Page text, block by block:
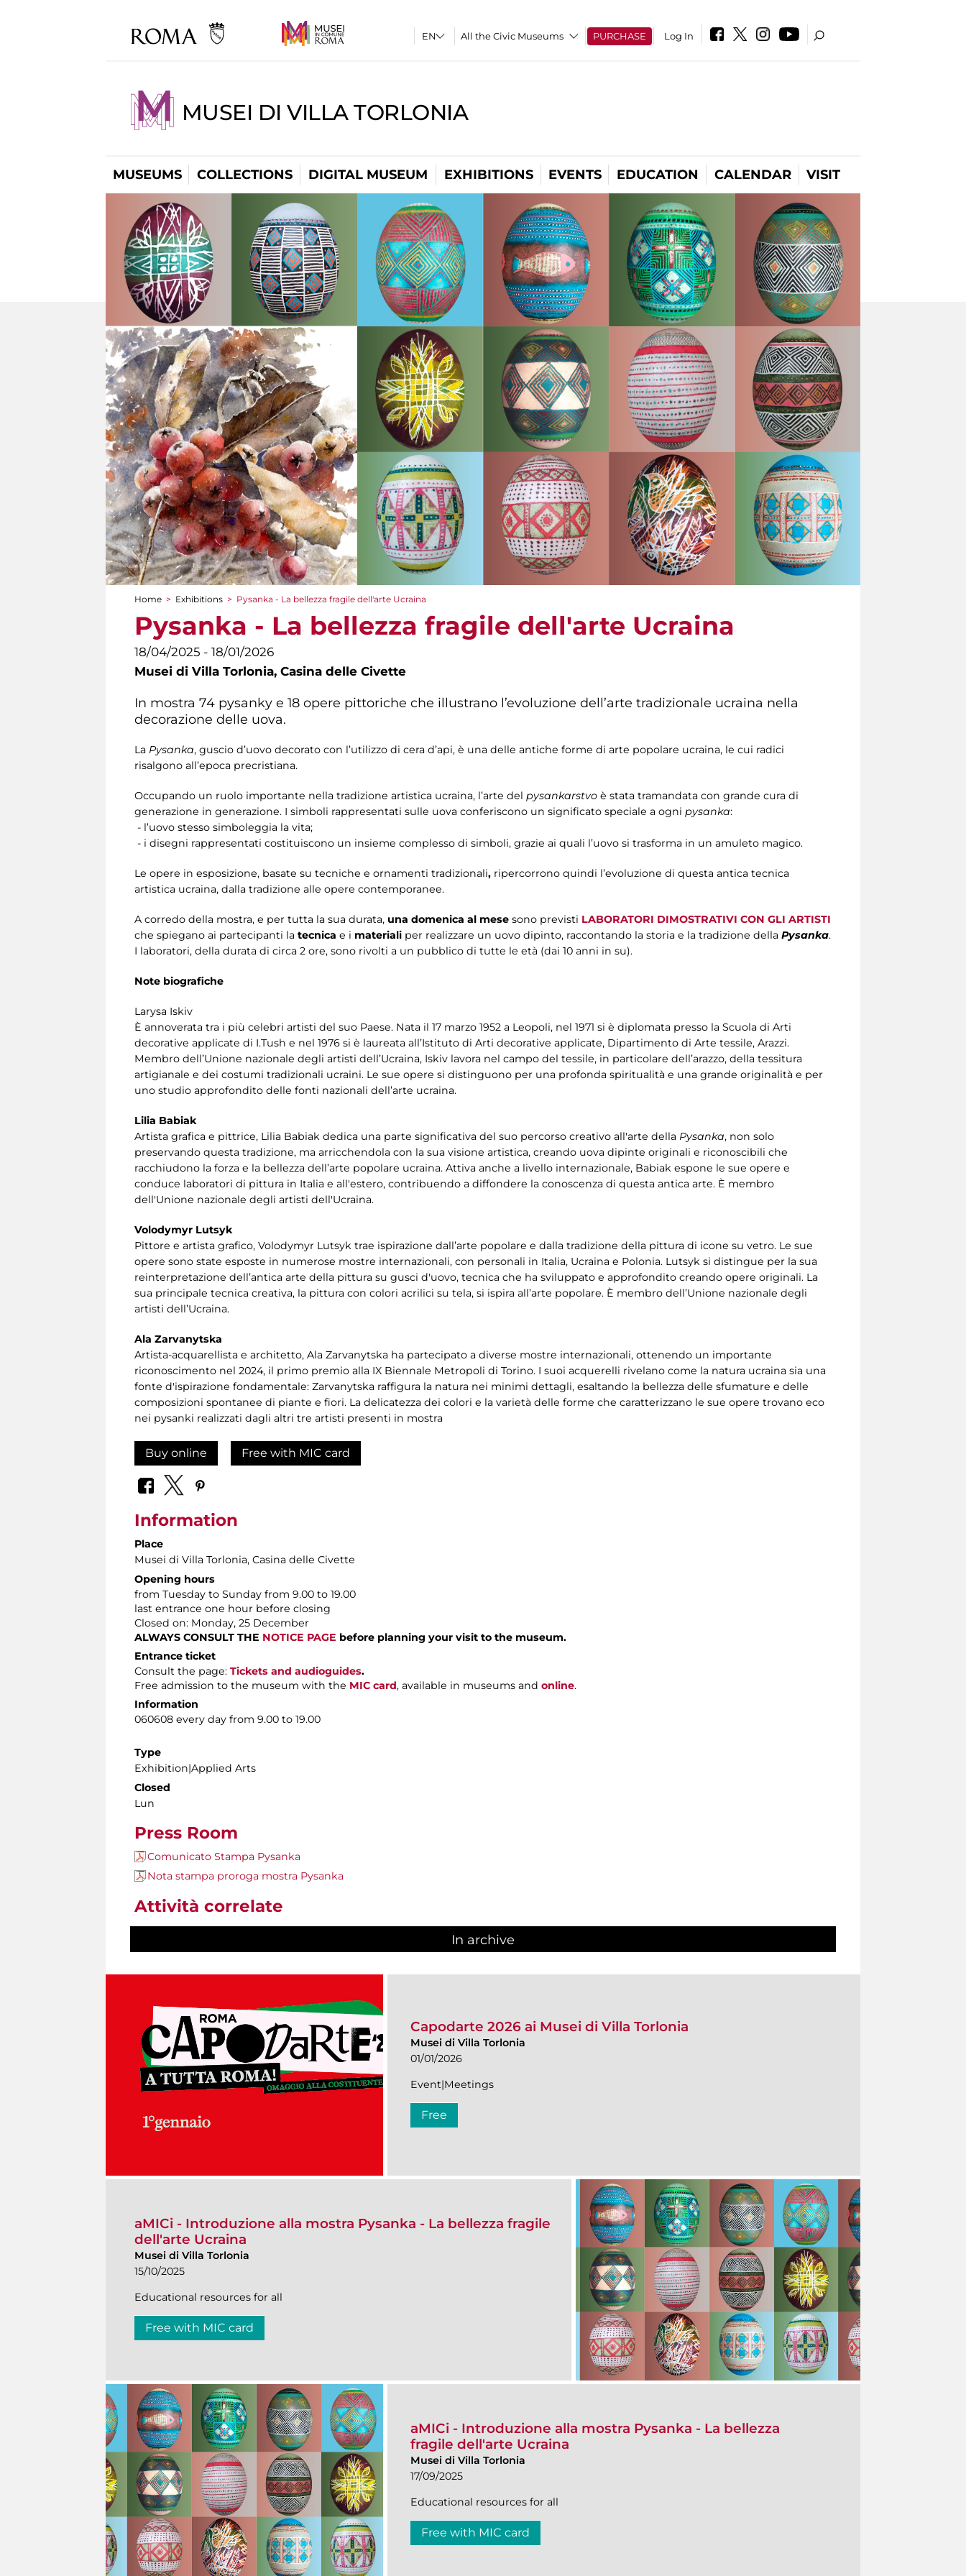
All the Civic Museums PURCHASE Log In
MUSEI DI VILLA TORLONIA
MUSEUMS COLLECTIONS DIGITAL MUSEUM EXHIBITIONS EVENTS EDUCATION CALENDAR VISIT
You are here
Home > Exhibitions > Pysanka - La bellezza fragile dell'arte Ucraina
Pysanka - La bellezza fragile dell'arte Ucraina
18/04/2025 - 18/01/2026
Musei di Villa Torlonia, Casina delle Civette
In mostra 74 pysanky e 18 opere pittoriche che illustrano l’evoluzione dell’arte tradizionale ucraina nella
decorazione delle uova.
La Pysanka, guscio d’uovo decorato con l’utilizzo di cera d’api, è una delle antiche forme di arte popolare ucraina, le cui radici
risalgono all’epoca precristiana.
Occupando un ruolo importante nella tradizione artistica ucraina, l’arte del pysankarstvo è stata tramandata con grande cura di
generazione in generazione. I simboli rappresentati sulle uova conferiscono un significato speciale a ogni pysanka:
- l’uovo stesso simboleggia la vita;
- i disegni rappresentati costituiscono un insieme complesso di simboli, grazie ai quali l’uovo si trasforma in un amuleto magico.
Le opere in esposizione, basate su tecniche e ornamenti tradizionali, ripercorrono quindi l’evoluzione di questa antica tecnica
artistica ucraina, dalla tradizione alle opere contemporanee.
A corredo della mostra, e per tutta la sua durata, una domenica al mese sono previsti LABORATORI DIMOSTRATIVI CON GLI ARTISTI
che spiegano ai partecipanti la tecnica e i materiali per realizzare un uovo dipinto, raccontando la storia e la tradizione della Pysanka.
I laboratori, della durata di circa 2 ore, sono rivolti a un pubblico di tutte le età (dai 10 anni in su).
Note biografiche
Larysa Iskiv
È annoverata tra i più celebri artisti del suo Paese. Nata il 17 marzo 1952 a Leopoli, nel 1971 si è diplomata presso la Scuola di Arti
decorative applicate di I.Tush e nel 1976 si è laureata all’Istituto di Arti decorative applicate, Dipartimento di Arte tessile, Arazzi.
Membro dell’Unione nazionale degli artisti dell’Ucraina, Iskiv lavora nel campo del tessile, in particolare dell’arazzo, della tessitura
artigianale e dei costumi tradizionali ucraini. Le sue opere si distinguono per una profonda spiritualità e una grande originalità e per
uno studio approfondito delle fonti nazionali dell’arte ucraina.
Lilia Babiak
Artista grafica e pittrice, Lilia Babiak dedica una parte significativa del suo percorso creativo all'arte della Pysanka, non solo
preservando questa tradizione, ma arricchendola con la sua visione artistica, creando uova dipinte originali e riconoscibili che
racchiudono la forza e la bellezza dell’arte popolare ucraina. Attiva anche a livello internazionale, Babiak espone le sue opere e
conduce laboratori di pittura in Italia e all'estero, contribuendo a diffondere la conoscenza di questa antica arte. È membro
dell'Unione nazionale degli artisti dell'Ucraina.
Volodymyr Lutsyk
Pittore e artista grafico, Volodymyr Lutsyk trae ispirazione dall’arte popolare e dalla tradizione della pittura di icone su vetro. Le sue
opere sono state esposte in numerose mostre internazionali, con personali in Italia, Ucraina e Polonia. Lutsyk si distingue per la sua
reinterpretazione dell’antica arte della pittura su gusci d'uovo, tecnica che ha sviluppato e approfondito creando opere originali. La
sua principale tecnica creativa, la pittura con colori acrilici su tela, si ispira all’arte popolare. È membro dell’Unione nazionale degli
artisti dell’Ucraina.
Ala Zarvanytska
Artista-acquarellista e architetto, Ala Zarvanytska ha partecipato a diverse mostre internazionali, ottenendo un importante
riconoscimento nel 2024, il primo premio alla IX Biennale Metropoli di Torino. I suoi acquerelli rivelano come la natura ucraina sia una
fonte d'ispirazione fondamentale: Zarvanytska raffigura la natura nei minimi dettagli, esaltando la bellezza delle sfumature e delle
composizioni spontanee di piante e fiori. La delicatezza dei colori e la varietà delle forme che caratterizzano le sue opere trovano eco
nei pysanki realizzati dagli altri tre artisti presenti in mostra
Buy online Free with MIC card
Information
Place
Musei di Villa Torlonia, Casina delle Civette
Opening hours
from Tuesday to Sunday from 9.00 to 19.00
last entrance one hour before closing
Closed on: Monday, 25 December
ALWAYS CONSULT THE NOTICE PAGE before planning your visit to the museum.
Entrance ticket
Consult the page: Tickets and audioguides.
Free admission to the museum with the MIC card, available in museums and online.
Information
060608 every day from 9.00 to 19.00
Type
Exhibition|Applied Arts
Closed
Lun
Press Room
Comunicato Stampa Pysanka
Nota stampa proroga mostra Pysanka
Attività correlate
In archive
Capodarte 2026 ai Musei di Villa Torlonia
Musei di Villa Torlonia
01/01/2026
Event|Meetings
Free
aMICi - Introduzione alla mostra Pysanka - La bellezza fragile
dell'arte Ucraina
Musei di Villa Torlonia
15/10/2025
Educational resources for all
Free with MIC card
aMICi - Introduzione alla mostra Pysanka - La bellezza
fragile dell'arte Ucraina
Musei di Villa Torlonia
17/09/2025
Educational resources for all
Free with MIC card